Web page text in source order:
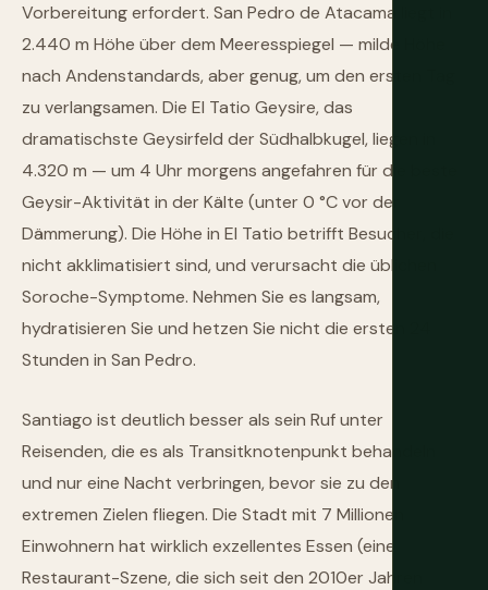
Vorbereitung erfordert. San Pedro de Atacama liegt in
2.440 m Höhe über dem Meeresspiegel — milde Höhe
nach Andenstandards, aber genug, um den ersten Tag
zu verlangsamen. Die El Tatio Geysire, das
dramatischste Geysirfeld der Südhalbkugel, liegen in
4.320 m — um 4 Uhr morgens angefahren für die beste
Geysir-Aktivität in der Kälte (unter 0 °C vor der
Dämmerung). Die Höhe in El Tatio betrifft Besucher, die
nicht akklimatisiert sind, und verursacht die üblichen
Soroche-Symptome. Nehmen Sie es langsam,
hydratisieren Sie und hetzen Sie nicht die ersten 24
Stunden in San Pedro.
Santiago ist deutlich besser als sein Ruf unter
Reisenden, die es als Transitknotenpunkt behandeln
und nur eine Nacht verbringen, bevor sie zu den
extremen Zielen fliegen. Die Stadt mit 7 Millionen
Einwohnern hat wirklich exzellentes Essen (eine
Restaurant-Szene, die sich seit den 2010er Jahren